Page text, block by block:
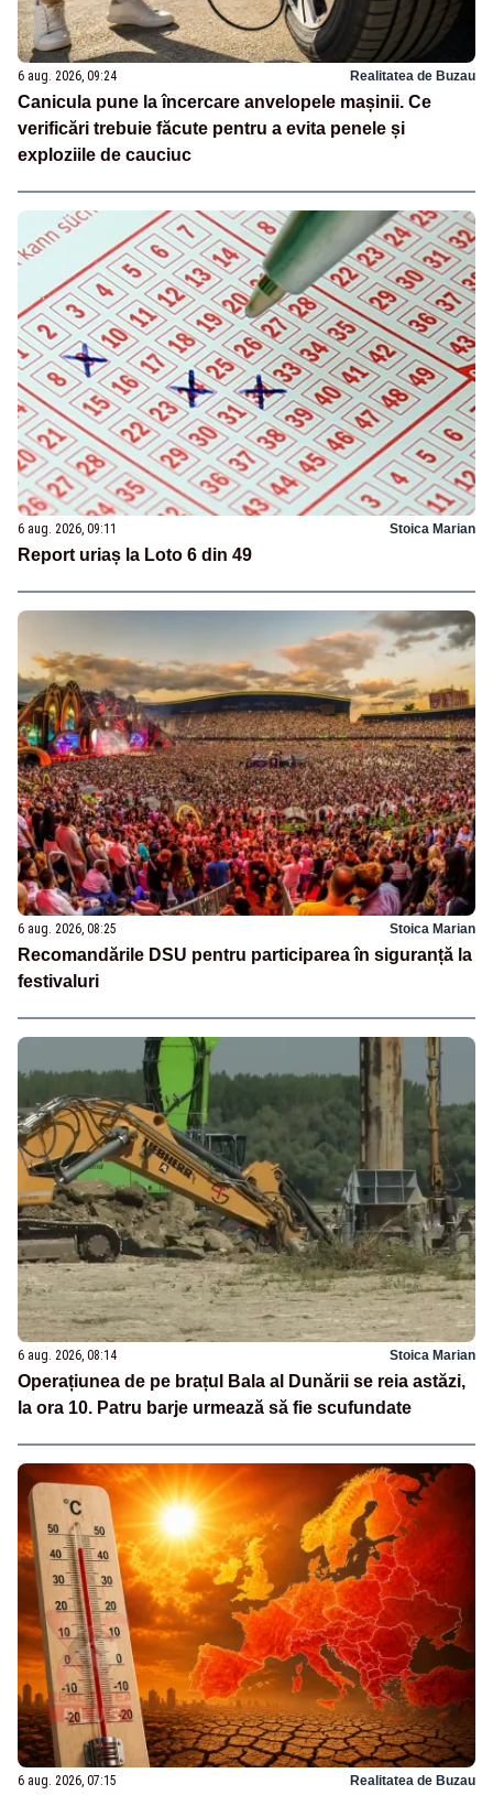
6 aug. 2026, 09:24 Realitatea de Buzau
Canicula pune la încercare anvelopele mașinii. Ce
verificări trebuie făcute pentru a evita penele și
exploziile de cauciuc
6 aug. 2026, 09:11 Stoica Marian
Report uriaș la Loto 6 din 49
6 aug. 2026, 08:25 Stoica Marian
Recomandările DSU pentru participarea în siguranță la
festivaluri
6 aug. 2026, 08:14 Stoica Marian
Operațiunea de pe brațul Bala al Dunării se reia astăzi,
la ora 10. Patru barje urmează să fie scufundate
6 aug. 2026, 07:15 Realitatea de Buzau